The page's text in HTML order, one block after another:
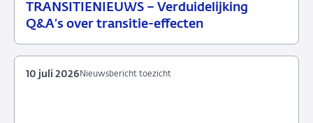
TRANSITIENIEUWS – Verduidelijking
Q&A’s over transitie-effecten
13
Nieuwsbericht
Nieuwsbericht toezicht
10 juli 2026